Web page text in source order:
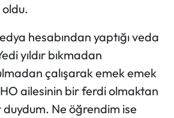
hesabından yaptığı veda
yıldır bıkmadan
çalışarak emek emek
ailesinin bir ferdi olmaktan
Ne öğrendim ise